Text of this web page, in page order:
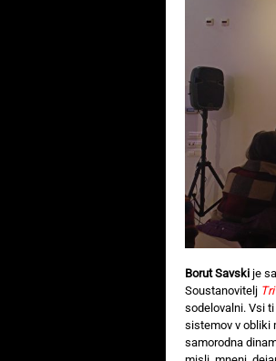
Borut Savskije
Soustanovitelj
sodelovalni. Vsi
sistemov v obliki
samorodna